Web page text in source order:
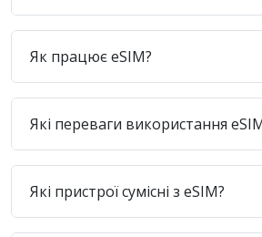
Як працює eSIM?
Які переваги використання
Які пристрої сумісні з eSIM?